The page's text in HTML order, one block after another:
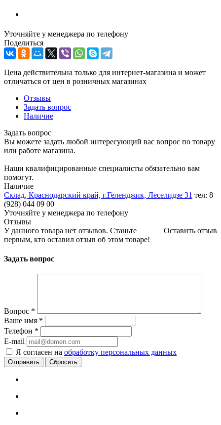
Уточняйте у менеджера по телефону
Поделиться
Цена действительна только для интернет-магазина и может
отличаться от цен в розничных магазинах
Отзывы
Задать вопрос
Наличие
Задать вопрос
Вы можете задать любой интересующий вас вопрос по товару
или работе магазина.
Наши квалифицированные специалисты обязательно вам
помогут.
Наличие
Склад, Краснодарский край, г.Геленджик, Леселидзе 31 тел: 8
(928) 044 09 00
Уточняйте у менеджера по телефону
Отзывы
Оставить отзыв
У данного товара нет отзывов. Станьте
первым, кто оставил отзыв об этом товаре!
Задать вопрос
Вопрос *
Ваше имя *
Телефон *
E-mail
Я согласен на обработку персональных данных
Сбросить